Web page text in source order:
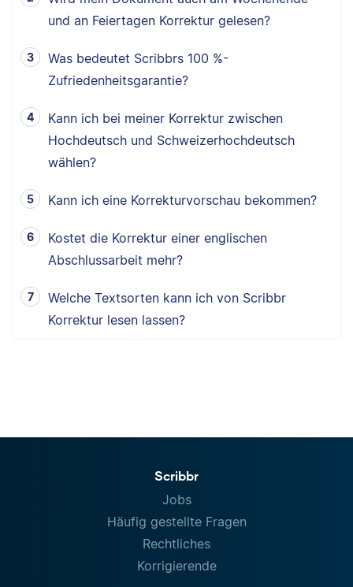
und an Feiertagen Korrektur gelesen?
Was bedeutet Scribbrs 100 %-
Zufriedenheitsgarantie?
Kann ich bei meiner Korrektur zwischen
Hochdeutsch und Schweizerhochdeutsch
wählen?
Kann ich eine Korrekturvorschau bekommen?
Kostet die Korrektur einer englischen
Abschlussarbeit mehr?
Welche Textsorten kann ich von Scribbr
Korrektur lesen lassen?
Scribbr
Jobs
Häufig gestellte Fragen
Rechtliches
Korrigierende